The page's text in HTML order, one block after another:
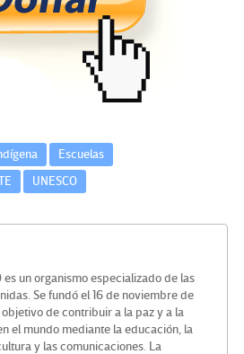
ar
tir
Escuelas
UNESCO
es un organismo especializado de las
Se fundó el 16 de noviembre de
objetivo de contribuir a la paz y a la
el mundo mediante la educación, la
y las comunicaciones. La